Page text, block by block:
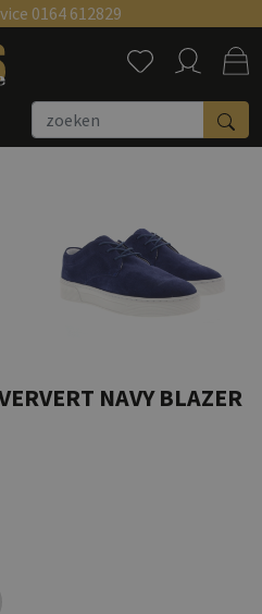
0164 612829 Zoeken
NAVY BLAZER